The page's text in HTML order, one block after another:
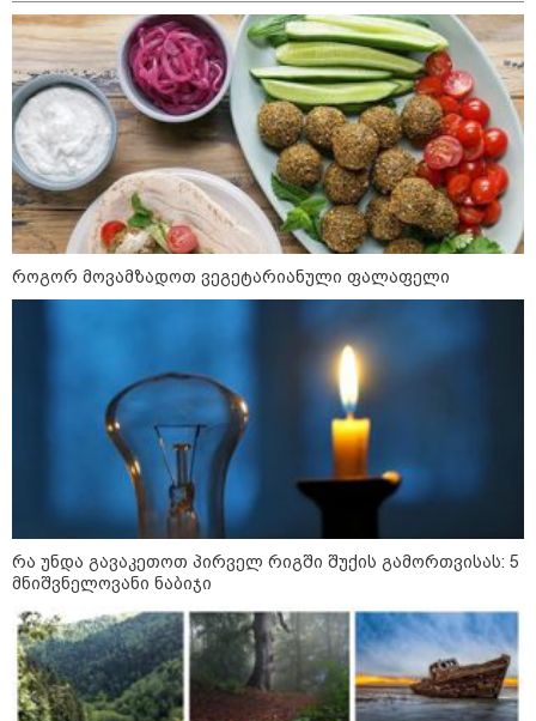
მიხაილ ფედოროვი აცხადებს, რომ
რუსეთის ტერიტორიაზე
სამიზნეების წინააღმდეგ Starlink-
ის გამოყენების საკითხზე ილონ
მასკთან მოლაპარაკებებს
აწარმოებს
2008 წლის რუსეთ-საქართველოს
ომიდან 18 წელი გავიდა
სამოქალაქო საზოგადოების
რუსეთ-საქართველოს აგვისტოს
ომის 18 წლისთავთან
დაკავშირებით ერთობლივ
განცხადებას ავრცელებენ
ირაკლი მელაშვილი - როგორც კი
ოპოზიციამ რეგიონებში გასვლა
დაიწყო, „ოცნებამ“ რეგიონებზე
გადაიტანა სიმძიმის ცენტრი,
მდინარაძეს პოლიტიკური ფუნქცია
ექნება: არჩევნებისთვის
მოამზადოს საქართველო - მათი
ამოცანაა, მაქსიმალური
დასაქსაქსად
საზოგადოება
როგორ მოვამზადოთ ვეგეტარიანული ფალაფელი
რა უნდა გავაკეთოთ პირველ რიგში შუქის გამორთვისას: 5
მნიშვნელოვანი ნაბიჯი